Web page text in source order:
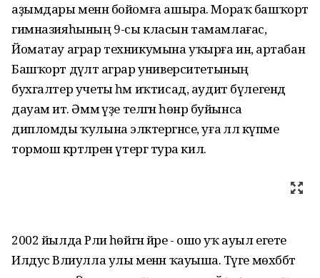
аҙымдары менән бойомға ашыра. Мораҡ башҡорт
гимназияһының 9-сы класын тамамлағас,
Йоматау аграр техникумына уҡырға инә, артабан
Башҡорт дәүләт аграр университетының
бухгалтер учеты һәм иҡтисад, аудит бүлегендә
дауам итә. Әммә үҙе теләгән һөнәр буйынса
дипломды ҡулына эләктергәнсе, уға әллә күпме
тормош кәртәләрен үтергә тура килә.
2002 йылда Рәлиә һөйгән йәре - ошо уҡ ауыл егете
Илдус Вәлиулла улы менән ҡауыша. Тәүге мөхәббәт